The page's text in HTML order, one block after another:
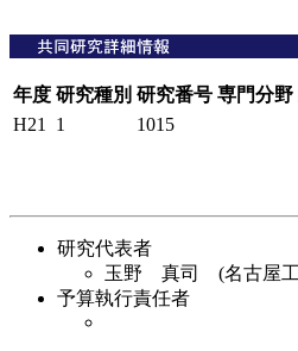
年度 研究種別 研究番号 専門分野
H21
1 1015
研究代表者
玉野 真司 (名古屋工
予算執行責任者